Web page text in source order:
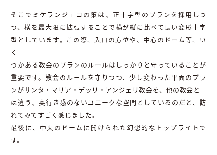
そこでミケランジェロの策は、正十字型のプランを採用しつ
つ、横を最大限に拡張することで横が縦に比べて長い変形十字
型としています。この際、入口の方位や、中心のドーム等、い
く
つかある教会のプランのルールはしっかりと守っていることが
重要です。教会のルールを守りつつ、少し変わった平面のプラ
ンがサンタ・マリア・デッリ・アンジェリ教会を、他の教会と
は違う、奥行き感のないユニークな空間としているのだと、訪
れてみてすごく感じました。
最後に、中央のドームに開けられた幻想的なトップライトで
す。